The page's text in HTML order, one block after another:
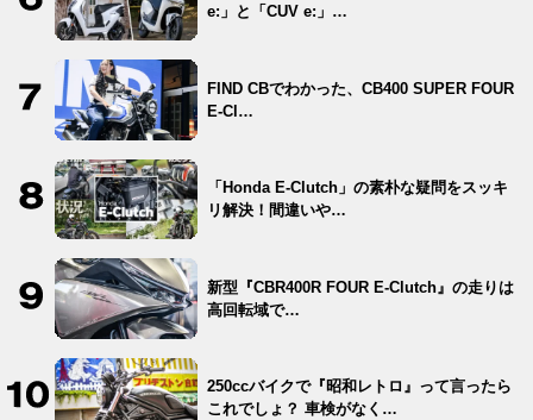
e:」と「CUV e:」…
FIND CBでわかった、CB400 SUPER FOUR
E-Cl…
「Honda E-Clutch」の素朴な疑問をスッキ
リ解決！間違いや…
新型『CBR400R FOUR E-Clutch』の走りは
高回転域で…
250ccバイクで『昭和レトロ』って言ったら
これでしょ？ 車検がなく…